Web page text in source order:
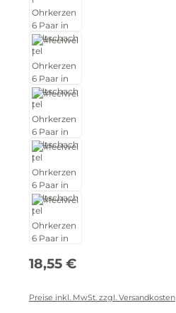
Regulärer Preis:
18,55 €
Preise inkl. MwSt. zzgl. Versandkosten